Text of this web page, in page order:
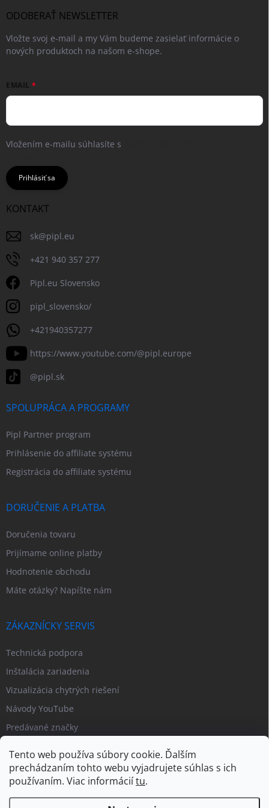
Tento web používa súbory cookie. Ďalším
prechádzaním tohto webu vyjadrujete súhlas s ich
používaním. Viac informáciítu.
ODOBERAŤ NEWSLETTER
Vložte svoj e-mail a my Vám budeme zasielať informácie o
nových produktoch na našom e-shope.
EMAIL
Vložením e-mailu súhlasíte s
Prihlásiť sa
KONTAKT
sk@pipl.eu
+421 940 357 277
Pipl.eu Slovensko
pipl_slovensko/
+421940357277
https://www.youtube.com/@pipl.europe
@pipl.sk
SPOLUPRÁCA A PROGRAMY
Pipl Partner program
Prihlásenie do affiliate systému
Registrácia do affiliate systému
DORUČENIE A PLATBA
Doručenia tovaru
Prijímame online platby
Hodnotenie obchodu
Máte otázky? Napíšte nám
ZÁKAZNÍCKY SERVIS
Technická podpora
Inštalácia zariadenia
Vizualizácia chytrých riešení
Návody YouTube
Predávané značky